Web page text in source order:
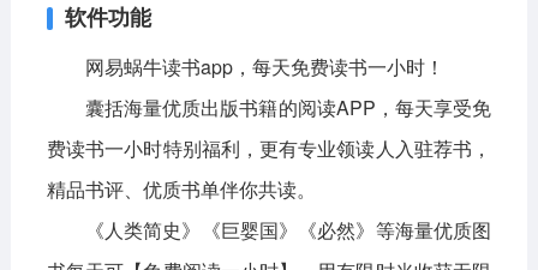
软件功能
网易蜗牛读书app，每天免费读书一小时！
囊括海量优质出版书籍的阅读APP，每天享受免
费读书一小时特别福利，更有专业领读人入驻荐书，
精品书评、优质书单伴你共读。
《人类简史》《巨婴国》《必然》等海量优质图